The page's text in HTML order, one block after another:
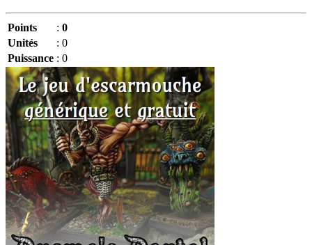
Points : 0
Unités
: 0
Puissance : 0